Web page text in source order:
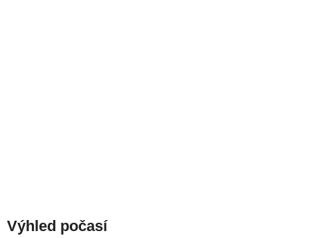
Výhled počasí